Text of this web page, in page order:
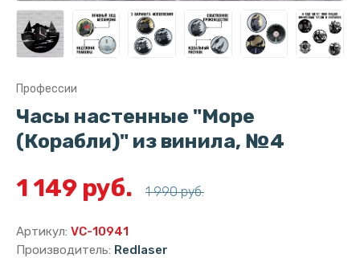
Профессии
Часы настенные "Море
(Корабли)" из винила, №4
1 149 руб. 1 990 руб.
Артикул: VC-10941
Производитель: Redlaser